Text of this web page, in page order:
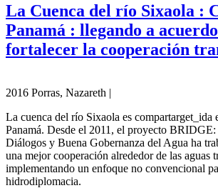
La Cuenca del río Sixaola :
Panamá : llegando a
fortalecer la cooperación
2016 Porras, Nazareth |
La cuenca del río Sixaola es compartarget_ida
Panamá. Desde el 2011, el proyecto
Diálogos y Buena Gobernanza del Agua ha
una mejor cooperación alrededor de las aguas
implementando un enfoque no convencional
hidrodiplomacia.